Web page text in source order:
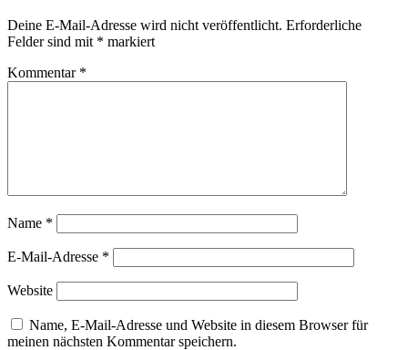
Deine E-Mail-Adresse wird nicht veröffentlicht. Erforderliche
Felder sind mit * markiert
Kommentar *
Name *
E-Mail-Adresse *
Website
Name, E-Mail-Adresse und Website in diesem Browser für
meinen nächsten Kommentar speichern.